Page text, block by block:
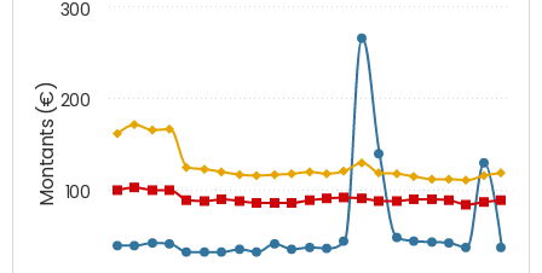
Montants (€) 100
200
300